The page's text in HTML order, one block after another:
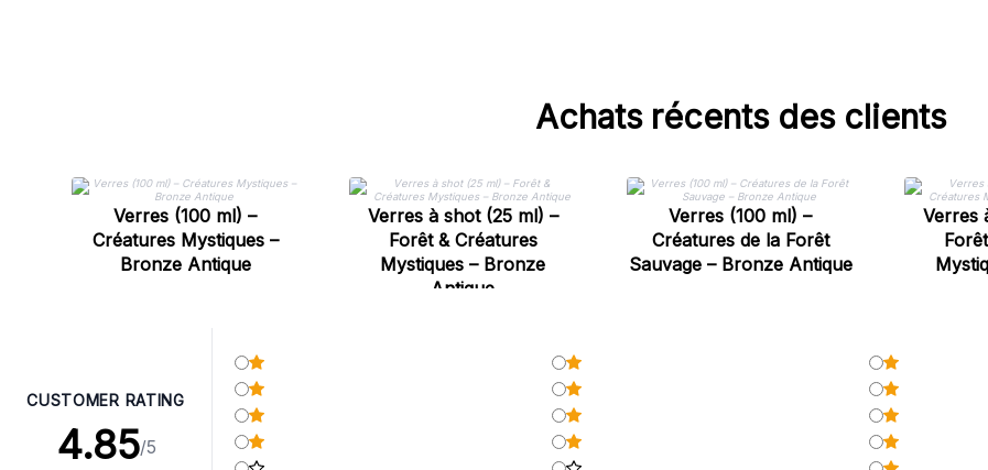
Achats récents des clients
Verres (100 ml) –
Créatures Mystiques –
Bronze Antique
Verres à shot (25 ml) –
Forêt & Créatures
Mystiques – Bronze
Antique
Verres (100 ml) –
Créatures de la Forêt
Sauvage – Bronze Antique
Verres
CUSTOMER RATING
4.85/5